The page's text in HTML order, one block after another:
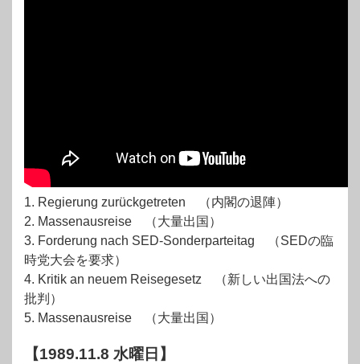
1. Regierung zurückgetreten （内閣の退陣）
2. Massenausreise （大量出国）
3. Forderung nach SED-Sonderparteitag （SEDの臨
時党大会を要求）
4. Kritik an neuem Reisegesetz （新しい出国法への
批判）
5. Massenausreise （大量出国）
【1989.11.8 水曜日】